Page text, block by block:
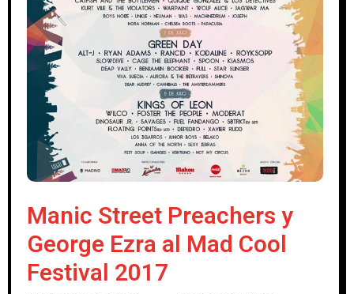
Manic Street Preachers y
George Ezra al Mad Cool
Festival 2017